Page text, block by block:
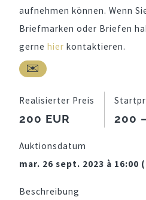
aufnehmen können. Wenn
Briefmarken oder Briefen
gerne hier kontaktieren.
Realisierter Preis
200 EUR 200
Auktionsdatum
mar. 26 sept. 2023 à 16:00
Beschreibung